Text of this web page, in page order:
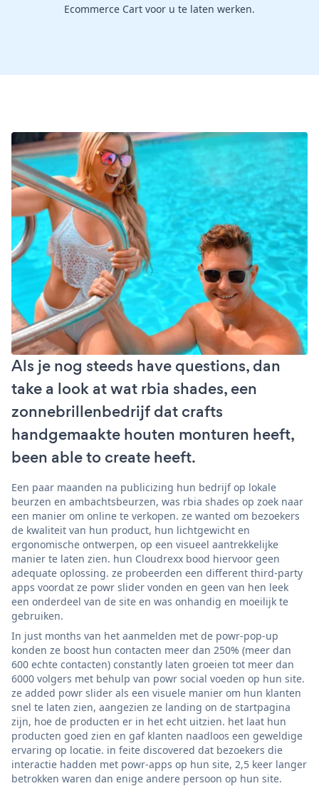
Ecommerce Cart voor u te laten werken.
Als je nog steeds have questions, dan
take a look at wat rbia shades, een
zonnebrillenbedrijf dat crafts
handgemaakte houten monturen heeft,
been able to create heeft.
Een paar maanden na publicizing hun bedrijf op lokale
beurzen en ambachtsbeurzen, was rbia shades op zoek naar
een manier om online te verkopen. ze wanted om bezoekers
de kwaliteit van hun product, hun lichtgewicht en
ergonomische ontwerpen, op een visueel aantrekkelijke
manier te laten zien. hun Cloudrexx bood hiervoor geen
adequate oplossing. ze probeerden een different third-party
apps voordat ze powr slider vonden en geen van hen leek
een onderdeel van de site en was onhandig en moeilijk te
gebruiken.
In just months van het aanmelden met de powr-pop-up
konden ze boost hun contacten meer dan 250% (meer dan
600 echte contacten) constantly laten groeien tot meer dan
6000 volgers met behulp van powr social voeden op hun site.
ze added powr slider als een visuele manier om hun klanten
snel te laten zien, aangezien ze landing on de startpagina
zijn, hoe de producten er in het echt uitzien. het laat hun
producten goed zien en gaf klanten naadloos een geweldige
ervaring op locatie. in feite discovered dat bezoekers die
interactie hadden met powr-apps op hun site, 2,5 keer langer
betrokken waren dan enige andere persoon op hun site.